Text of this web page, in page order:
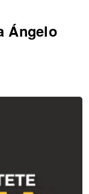
Ángelo